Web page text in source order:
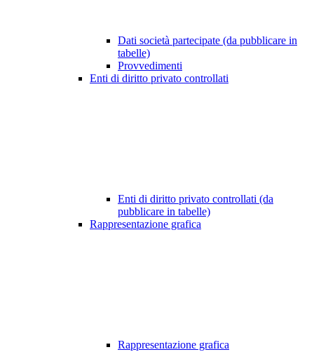
Dati società partecipate (da pubblicare in
tabelle)
Provvedimenti
Enti di diritto privato controllati
Enti di diritto privato controllati (da
pubblicare in tabelle)
Rappresentazione grafica
Rappresentazione grafica